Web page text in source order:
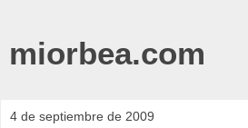
miorbea.com
4 de septiembre de 2009